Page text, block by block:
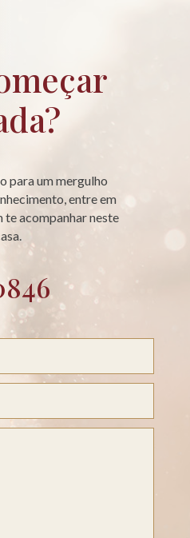
para um mergulho
entre em
te acompanhar neste